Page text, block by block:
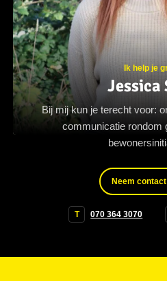
Ik help je
Jessica
Bij mij kun je terecht voor:
communicatie rondom
Neem
T 070 364 3070